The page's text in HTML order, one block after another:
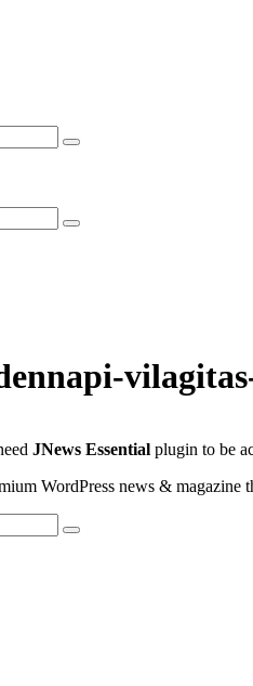
JNews Essential plugin to be
WordPress news & magazine